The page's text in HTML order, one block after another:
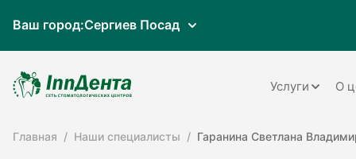
Ваш город:Сергиев Посад
Услуги
Терапия
О
Главная Наши специалисты Гаранина Светлана